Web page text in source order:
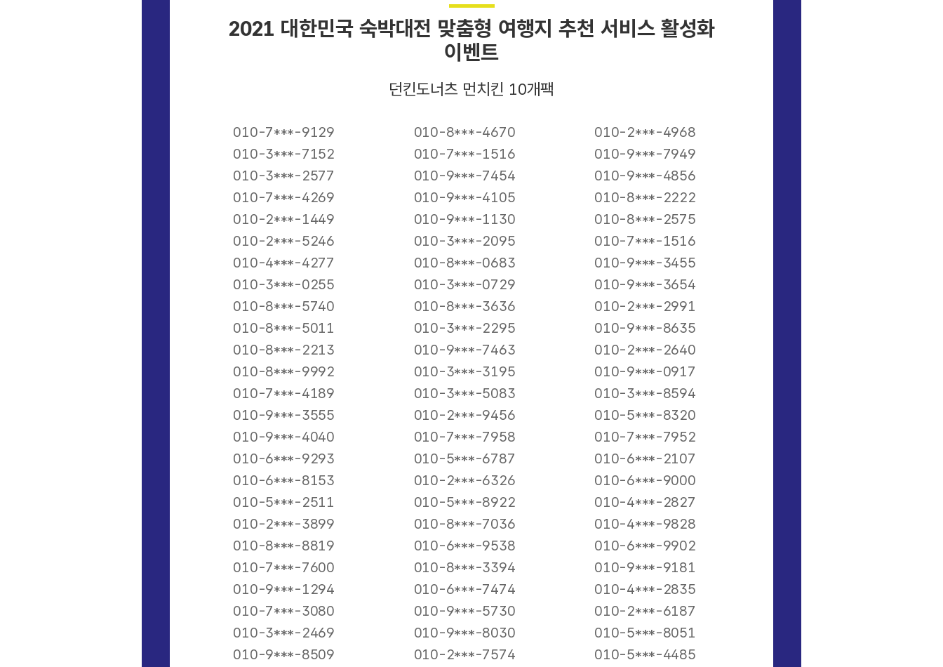
2021 대한민국 숙박대전 맞춤형 여행지 추천 서비스 활성화
이벤트
던킨도너츠 먼치킨 10개팩
010-7***-9129 010-8***-4670
010-2***-4968
010-3***-7152
010-7***-1516
010-9***-7949
010-3***-2577
010-9***-7454
010-9***-4856
010-7***-4269
010-9***-4105
010-8***-2222
010-2***-1449
010-9***-1130
010-8***-2575
010-2***-5246
010-3***-2095
010-7***-1516
010-4***-4277
010-8***-0683
010-9***-3455
010-3***-0255
010-3***-0729
010-9***-3654
010-8***-5740
010-8***-3636
010-2***-2991
010-8***-5011
010-3***-2295
010-9***-8635
010-8***-2213
010-9***-7463
010-2***-2640
010-8***-9992
010-3***-3195
010-9***-0917
010-7***-4189
010-3***-5083
010-3***-8594
010-9***-3555
010-2***-9456
010-5***-8320
010-9***-4040
010-7***-7958
010-7***-7952
010-6***-9293
010-5***-6787
010-6***-2107
010-6***-8153
010-2***-6326
010-6***-9000
010-5***-2511
010-5***-8922
010-4***-2827
010-2***-3899
010-8***-7036
010-4***-9828
010-8***-8819
010-6***-9538
010-6***-9902
010-7***-7600
010-8***-3394
010-9***-9181
010-9***-1294
010-6***-7474
010-4***-2835
010-7***-3080
010-9***-5730
010-2***-6187
010-3***-2469
010-9***-8030
010-5***-8051
010-9***-8509
010-2***-7574
010-5***-4485